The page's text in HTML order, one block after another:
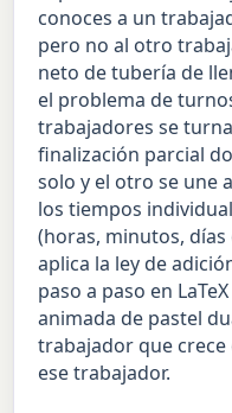
conoces a un
pero no al otro
neto de tubería de
el problema de
trabajadores se
finalización parcial
solo y el otro se une
los tiempos
(horas, minutos,
aplica la ley de
paso a paso en
animada de pastel
trabajador que
ese trabajador.